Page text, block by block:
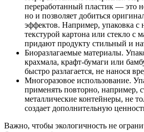
переработанный пластик — это
но и позволяет добиться
эффектов. Например, упаковка с
текстурой картона или стекло с
придают продукту стильный и
Биоразлагаемые материалы.
крахмала, крафт-бумаги или
быстро разлагается, не нанося
Многоразовое использование.
применять повторно, например,
металлические контейнеры, не
создает дополнительную
Важно, чтобы экологичность не